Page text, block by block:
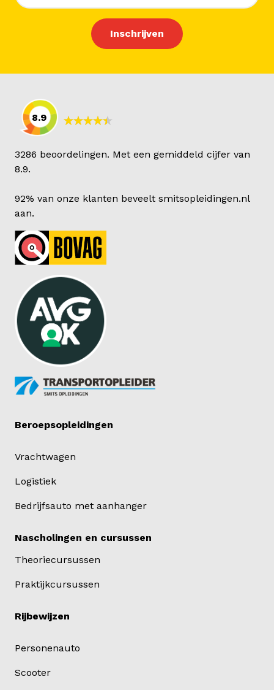
8.9
3286 beoordelingen. Met een gemiddeld cijfer van
8.9.
92% van onze klanten beveelt smitsopleidingen.nl
aan.
Beroepsopleidingen
Vrachtwagen
Logistiek
Bedrijfsauto met aanhanger
Nascholingen en cursussen
Theoriecursussen
Praktijkcursussen
Rijbewijzen
Personenauto
Scooter